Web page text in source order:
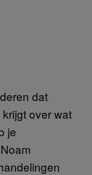
dat
over wat
je